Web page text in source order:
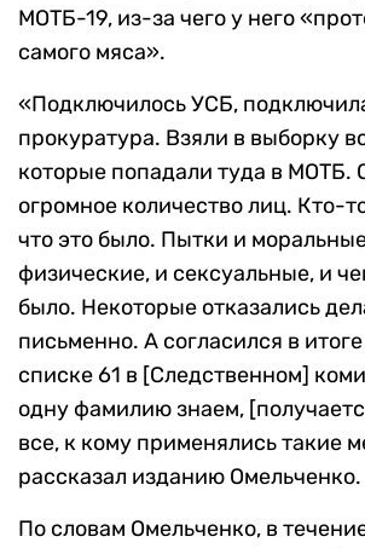
МОТБ-19, из-за чего у него
самого мяса».
«Подключилось УСБ,
прокуратура. Взяли в выборку
которые попадали туда в МОТБ.
огромное количество лиц. Кто-
что это было. Пытки и
физические, и сексуальные, и
было. Некоторые отказались
письменно. А согласился в
списке 61 в [Следственном]
одну фамилию знаем,
все, к кому применялись такие
рассказал изданию Омельченко.
По словам Омельченко, в